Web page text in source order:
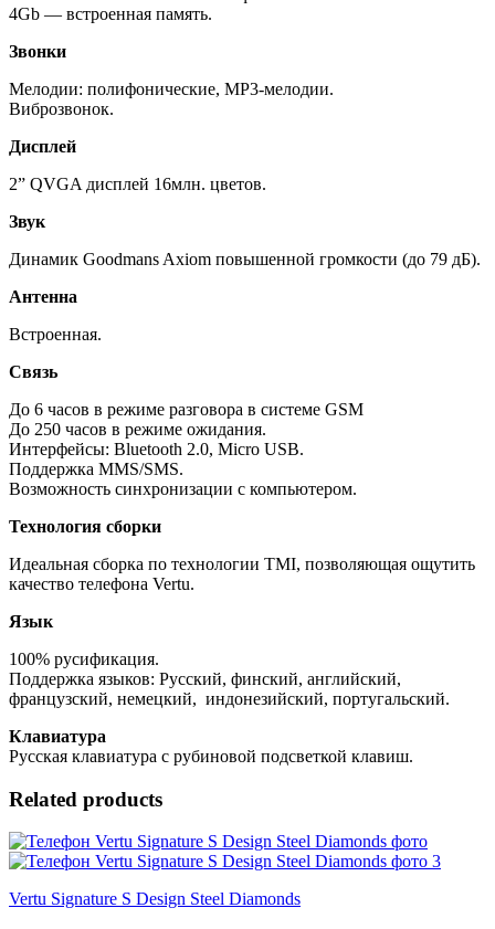
4Gb — встроенная память.
Звонки
Мелодии: полифонические, MP3-мелодии.
Виброзвонок.
Дисплей
2” QVGA дисплей 16млн. цветов.
Звук
Динамик Goodmans Axiom повышенной громкости (до 79 дБ).
Антенна
Встроенная.
Связь
До 6 часов в режиме разговора в системе GSM
До 250 часов в режиме ожидания.
Интерфейсы: Bluetooth 2.0, Micro USB.
Поддержка MMS/SMS.
Возможность синхронизации с компьютером.
Технология сборки
Идеальная сборка по технологии TMI, позволяющая ощутить
качество телефона Vertu.
Язык
100% русификация.
Поддержка языков: Русский, финский, английский,
французский, немецкий, индонезийский, португальский.
Клавиатура
Русская клавиатура с рубиновой подсветкой клавиш.
Related products
Vertu Signature S Design Steel Diamonds